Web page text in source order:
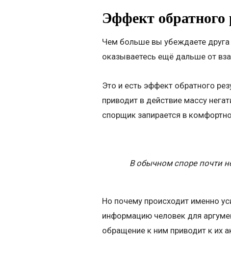
Эффект обратного
Чем больше вы убеждаете друга
оказываетесь ещё дальше от
Это и есть эффект обратного
приводит в действие массу
спорщик запирается в
В обычном споре почти
Но почему происходит именно
информацию человек для
обращение к ним приводит к их